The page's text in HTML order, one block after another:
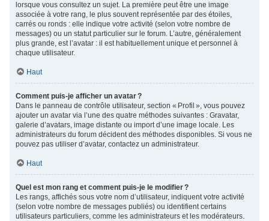
lorsque vous consultez un sujet. La première peut être une image
associée à votre rang, le plus souvent représentée par des étoiles,
carrés ou ronds : elle indique votre activité (selon votre nombre de
messages) ou un statut particulier sur le forum. L’autre, généralement
plus grande, est l’avatar : il est habituellement unique et personnel à
chaque utilisateur.
Haut
Comment puis-je afficher un avatar ?
Dans le panneau de contrôle utilisateur, section « Profil », vous pouvez
ajouter un avatar via l’une des quatre méthodes suivantes : Gravatar,
galerie d’avatars, image distante ou import d’une image locale. Les
administrateurs du forum décident des méthodes disponibles. Si vous ne
pouvez pas utiliser d’avatar, contactez un administrateur.
Haut
Quel est mon rang et comment puis-je le modifier ?
Les rangs, affichés sous votre nom d’utilisateur, indiquent votre activité
(selon votre nombre de messages publiés) ou identifient certains
utilisateurs particuliers, comme les administrateurs et les modérateurs.